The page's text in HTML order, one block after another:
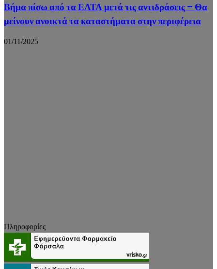
Βήμα πίσω από τα ΕΛΤΑ μετά τις αντιδράσεις – Θα
μείνουν ανοικτά τα καταστήματα στην περιφέρεια
01/11/2025
Πληροφορίες